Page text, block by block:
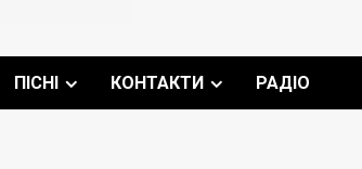
ПІСНІ КОНТАКТИ РАДІО